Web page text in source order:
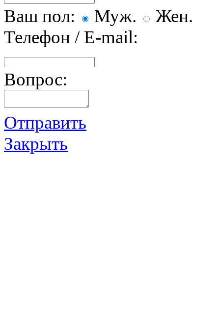
Ваш пол: Муж.
Жен.
Телефон / E-mail:
Вопрос:
Отправить
Закрыть